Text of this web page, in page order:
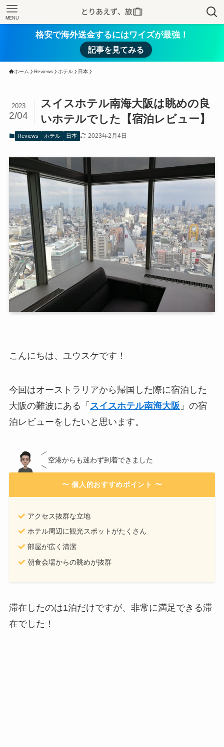
MENU
格安で海外送金するにはワイズが最強！
記事を見てみる
ホーム Reviews ホテル 日本
スイスホテル南海大阪は眺めの良
いホテルでした【宿泊レビュー】
2023
2/04
Reviews ホテル 日本 2023年2月4日
こんにちは、ユウスケです！
今回はオーストラリアから帰国した際に宿泊した
大阪の難波にある「 スイスホテル南海大阪 」の宿
泊レビューをしたいと思います。
空港からも迷わず到着できました
〜 個人的おすすめポイント 〜
アクセス抜群な立地
ホテル周辺に観光スポットがたくさん
部屋が広く清潔
朝食会場からの眺めが抜群
滞在したのは1泊だけですが、非常に満足できる滞
在でした！